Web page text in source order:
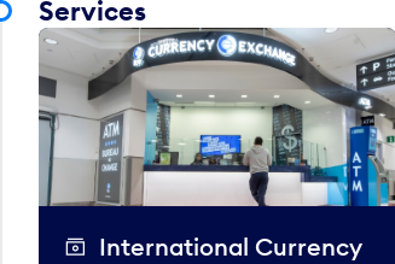
Services
International Currency